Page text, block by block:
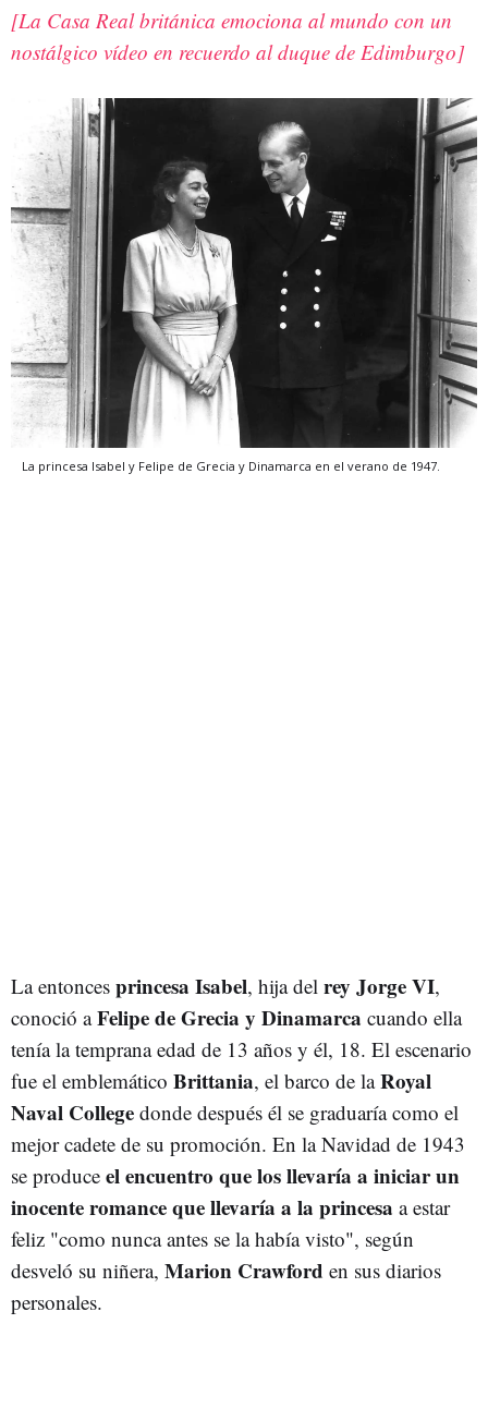
[La Casa Real británica emociona al mundo con un
nostálgico vídeo en recuerdo al duque de Edimburgo]
La princesa Isabel y Felipe de Grecia y Dinamarca en el verano de 1947.
La entonces princesa Isabel, hija del rey Jorge VI,
conoció aFelipe de Grecia y Dinamarca cuando ella
tenía la temprana edad de 13 años y él, 18. El escenario
fue el emblemático Brittania, el barco de laRoyal
Naval College donde después él se graduaría como el
mejor cadete de su promoción. En la Navidad de 1943
se produce el encuentro que los llevaría a iniciar un
inocente romanceque llevaría a la princesa a estar
feliz "como nunca antes se la había visto", según
desveló su niñera, Marion Crawford en sus diarios
personales.